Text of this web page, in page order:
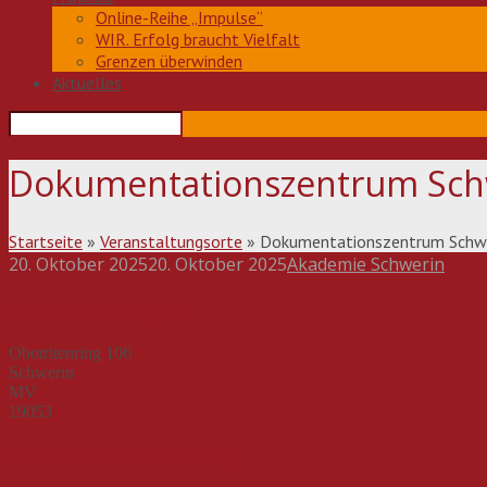
Online-Reihe „Impulse“
WIR. Erfolg braucht Vielfalt
Grenzen überwinden
Aktuelles
Dokumentationszentrum
Startseite » Veranstaltungsorte » Dokumentationszentrum
20. Oktober 202520. Oktober 2025Akademie Schwerin
Obotritenring 106
Schwerin
MV
19053